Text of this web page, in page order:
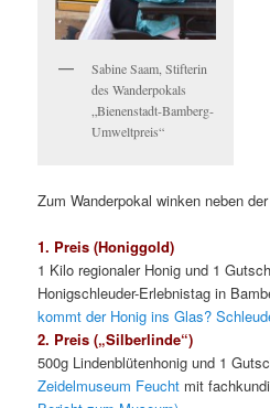
Sabine Saam, Stifterin
des Wanderpokals
„Bienenstadt-Bamberg-
Umweltpreis“
Zum Wanderpokal winken neben
1. Preis (Honiggold)
1 Kilo regionaler Honig und 1
Honigschleuder-Erlebnistag in
kommt der Honig ins Glas?
2. Preis („Silberlinde“)
500g Lindenblütenhonig und 1
Zeidelmuseum Feucht mit